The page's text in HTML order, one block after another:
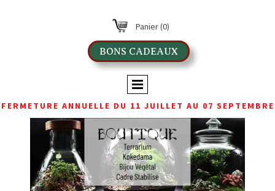
Panier(0)
BONS CADEAUX
FERMETURE ANNUELLE DU 11 JUILLET AU 07 SEPTEMBRE